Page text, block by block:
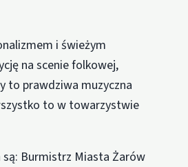
i świeżym
na scenie folkowej,
to prawdziwa muzyczna
to w towarzystwie
Burmistrz Miasta Żarów